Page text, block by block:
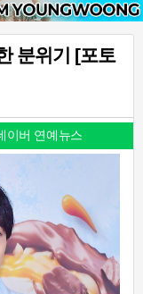
분위기 [포토
이버 연예뉴스